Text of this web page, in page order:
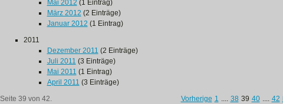
Mai 2012 (1 Eintrag)
März 2012 (2 Einträge)
Januar 2012 (1 Eintrag)
2011
Dezember 2011 (2 Einträge)
Juli 2011 (3 Einträge)
Mai 2011 (1 Eintrag)
April 2011 (3 Einträge)
Seite 39 von 42.
Vorherige 1 .... 38 39 40 .... 42